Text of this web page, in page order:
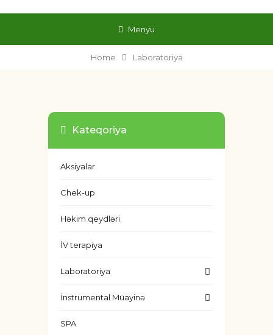
Menyu
Home Laboratoriya
Kateqoriya
Aksiyalar
Chek-up
Həkim qeydləri
İV terapiya
Laboratoriya
İnstrumental Müayinə
SPA